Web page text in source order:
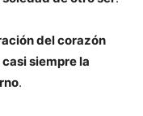
del corazón
siempre la
.